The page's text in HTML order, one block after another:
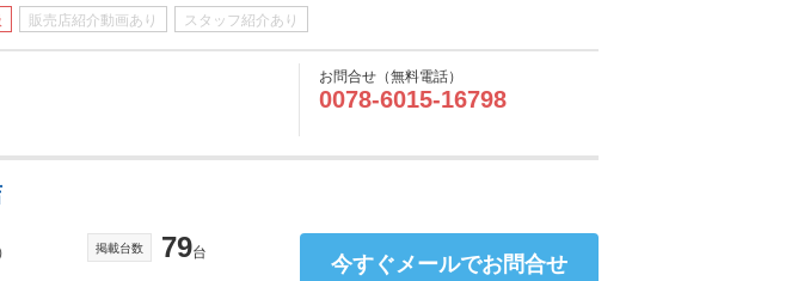
販売店紹介動画あり スタッフ紹介あり
お問合せ（無料電話）
0078-6015-16798
）
掲載台数 79台 今すぐメールでお問合せ